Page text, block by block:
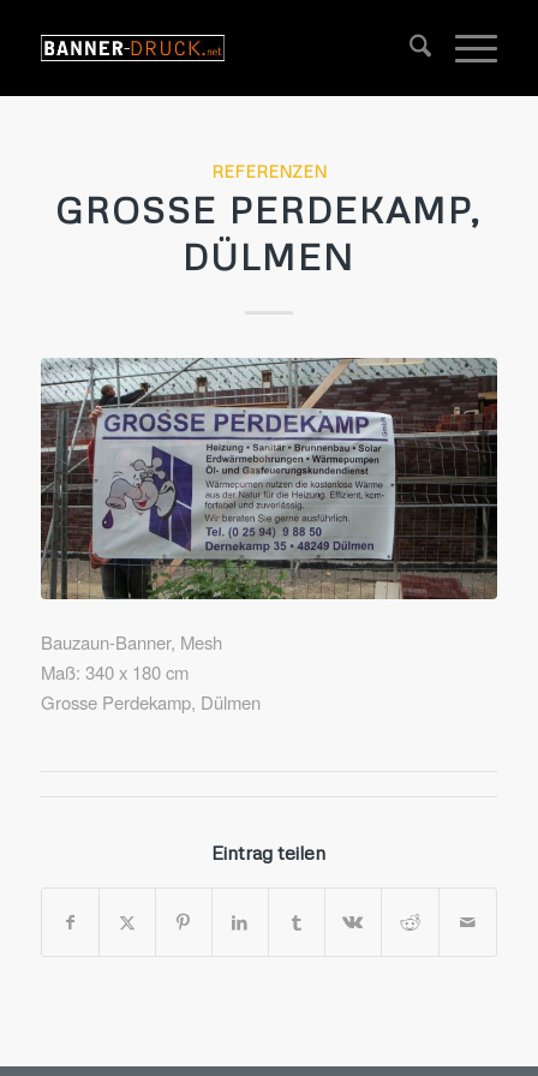
REFERENZEN
GROSSE PERDEKAMP,
DÜLMEN
Bauzaun-Banner, Mesh
Maß: 340 x 180 cm
Grosse Perdekamp, Dülmen
Eintrag teilen